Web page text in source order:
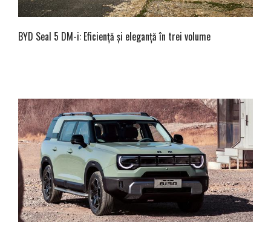
BYD Seal 5 DM-i: Eficiență și eleganță în trei volume